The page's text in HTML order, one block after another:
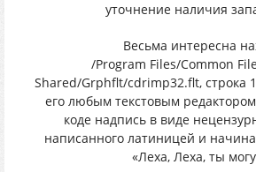
уточнение наличия
Весьма интересна
/Program Files/Common
Shared/Grphflt/cdrimp32.flt, строка
его любым текстовым
коде надпись в виде
написанного латиницей и
«Леха, Леха, ты